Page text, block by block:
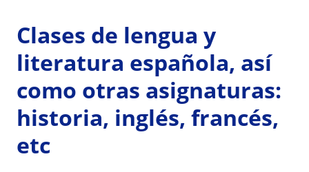
Clases de lengua y
literatura española, así
como otras asignaturas:
historia, inglés, francés,
etc